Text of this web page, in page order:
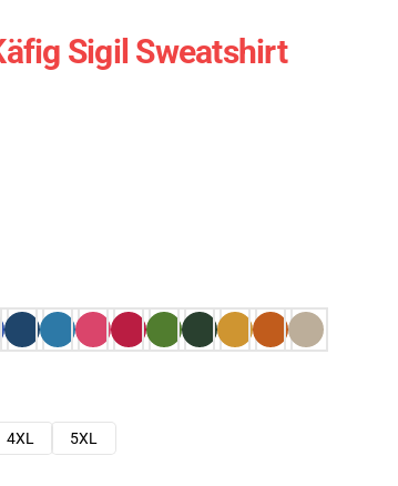
Sigil Sweatshirt
4XL
5XL